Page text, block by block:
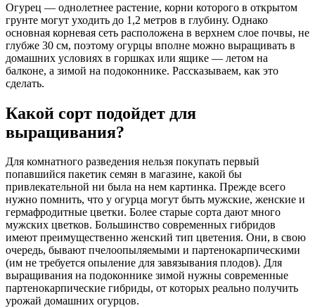
Огурец — однолетнее растение, корни которого в открытом
грунте могут уходить до 1,2 метров в глубину. Однако
основная корневая сеть расположена в верхнем слое почвы, не
глубже 30 см, поэтому огурцы вполне можно выращивать в
домашних условиях в горшках или ящике — летом на
балконе, а зимой на подоконнике. Рассказываем, как это
сделать.
Какой сорт подойдет для
выращивания?
Для комнатного разведения нельзя покупать первый
попавшийся пакетик семян в магазине, какой бы
привлекательной ни была на нем картинка. Прежде всего
нужно помнить, что у огурца могут быть мужские, женские и
гермафродитные цветки. Более старые сорта дают много
мужских цветков. Большинство современных гибридов
имеют преимущественно женский тип цветения. Они, в свою
очередь, бывают пчелоопыляемыми и партенокарпическими
(им не требуется опыление для завязывания плодов). Для
выращивания на подоконнике зимой нужны современные
партенокарпические гибриды, от которых реально получить
урожай домашних огурцов.